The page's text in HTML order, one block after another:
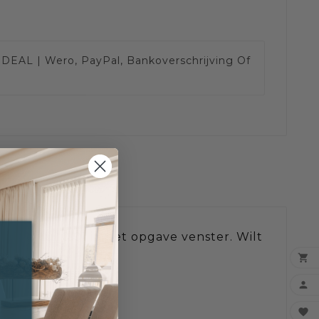
| Wero, PayPal, Bankoverschrijving Of
vul 0.01 in het opgave venster. Wilt


